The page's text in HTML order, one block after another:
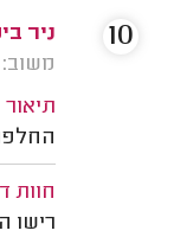
ניר
משוב: 14/09/2021
חוות
רישו
10